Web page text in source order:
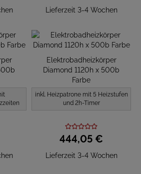
Lieferzeit 3-4 Wochen
Elektrobadheizkörper
Diamond 1120h x 500b
Farbe
inkl. Heizpatrone mit 5 Heizstufen
und 2h-Timer
444,05 €
Lieferzeit 3-4 Wochen